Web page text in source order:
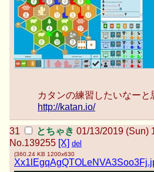
カタンの練習したいなーと
http://katan.io/
とちゃき 01/13/2019 (Sun)
No.139255 [X] del
(360.24 KB 1200x630